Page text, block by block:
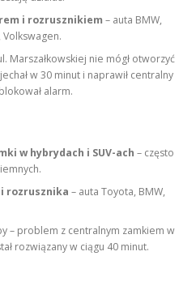
i rozrusznikiem – auta BMW,
Marszałkowskiej nie mógł otworzyć
w 30 minut i naprawił centralny
alarm.
w hybrydach i SUV-ach – często
rozrusznika – auta Toyota, BMW,
– problem z centralnym zamkiem w
rozwiązany w ciągu 40 minut.